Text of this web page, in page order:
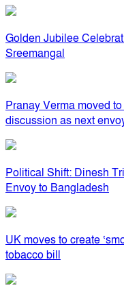
Golden Jubilee
Sreemangal
Pranay Verma moved
discussion as next
Political Shift: Dinesh
Envoy to Bangladesh
UK moves to create
tobacco bill